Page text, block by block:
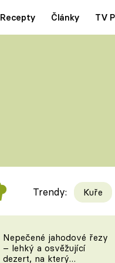
Recepty Články TV
Videorecepty
TEĎ VAŘÍ ŠÉF!
Trendy: Kuře
Nepečené jahodové řezy
– lehký a osvěžující
dezert, na který